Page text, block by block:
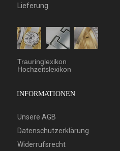
Lieferung
Trauringlexikon
Hochzeitslexikon
INFORMATIONEN
Unsere AGB
Datenschutzerklärung
Widerrufsrecht